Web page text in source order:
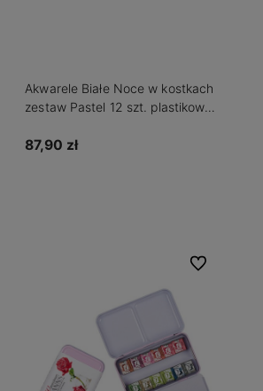
Akwarele Białe Noce w kostkach
zestaw Pastel 12 szt. plastikowa
87,90 zł
Do ulubionych